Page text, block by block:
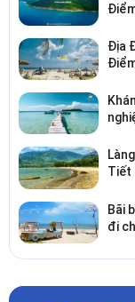
Địa
Tiết
Bãi
đi